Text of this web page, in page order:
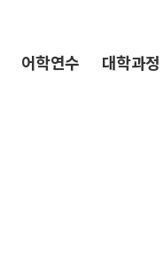
어학연수 대학과정